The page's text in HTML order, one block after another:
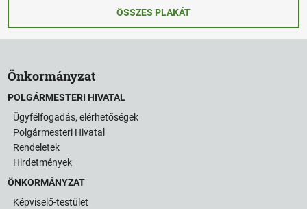
ÖSSZES PLAKÁT
Önkormányzat
POLGÁRMESTERI HIVATAL
Ügyfélfogadás, elérhetőségek
Polgármesteri Hivatal
Rendeletek
Hirdetmények
ÖNKORMÁNYZAT
Képviselő-testület